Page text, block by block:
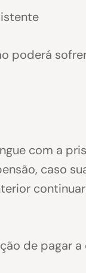
poderá
com a
caso
de pagar